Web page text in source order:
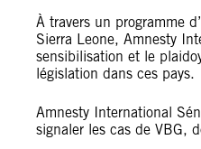
À travers un programme
Sierra Leone, Amnesty
sensibilisation et le
législation dans ces pays.
Amnesty International
signaler les cas de VBG,